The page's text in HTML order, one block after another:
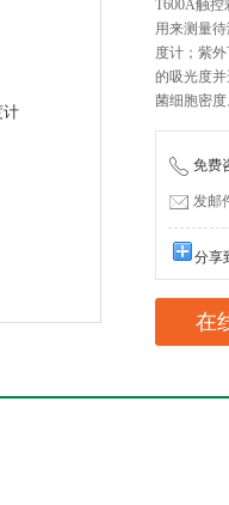
T600A触控
用来测量
度计；紫
的吸光度
菌细胞密度
免费
发邮
分享
在